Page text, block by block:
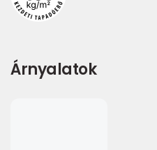
Árnyalatok